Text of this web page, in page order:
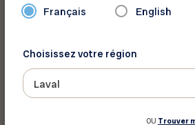
Français English
Choisissez votre région
Laval
OU Trouver